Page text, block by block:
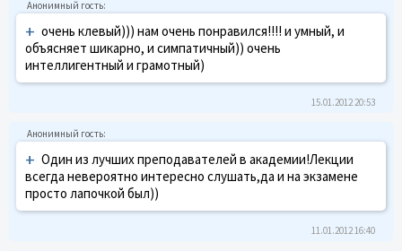
+ очень клевый))) нам очень понравился!!!! и умный, и
объясняет шикарно, и симпатичный)) очень
интеллигентный и грамотный)
15.01.2012 20:53
+ Один из лучших преподавателей в академии!Лекции
всегда невероятно интересно слушать,да и на экзамене
просто лапочкой был))
11.01.2012 16:40